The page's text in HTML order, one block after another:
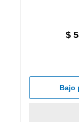
$
Calificación
Bajo